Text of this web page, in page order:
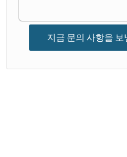
지금 문의 사항을